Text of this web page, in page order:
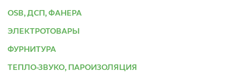
OSB, ДСП, ФАНЕРА
ЭЛЕКТРОТОВАРЫ
ФУРНИТУРА
ТЕПЛО-ЗВУКО, ПАРОИЗОЛЯЦИЯ